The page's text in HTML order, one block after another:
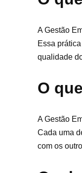
A Gestão
Essa
qualidade
O
A Gestão
Cada uma
com os